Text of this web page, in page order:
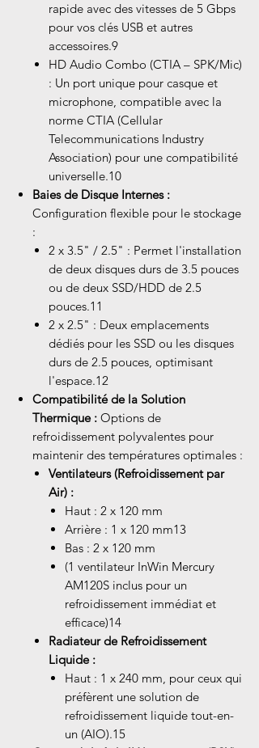
rapide avec des vitesses de 5 Gbps
pour vos clés USB et autres
accessoires.9
HD Audio Combo (CTIA – SPK/Mic)
: Un port unique pour casque et
microphone, compatible avec la
norme CTIA (Cellular
Telecommunications Industry
Association) pour une compatibilité
universelle.10
Baies de Disque Internes :
Configuration flexible pour le stockage
:
2 x 3.5" / 2.5" : Permet l'installation
de deux disques durs de 3.5 pouces
ou de deux SSD/HDD de 2.5
pouces.11
2 x 2.5" : Deux emplacements
dédiés pour les SSD ou les disques
durs de 2.5 pouces, optimisant
l'espace.12
Compatibilité de la Solution
Thermique : Options de
refroidissement polyvalentes pour
maintenir des températures optimales :
Ventilateurs (Refroidissement par
Air) :
Haut : 2 x 120 mm
Arrière : 1 x 120 mm13
Bas : 2 x 120 mm
(1 ventilateur InWin Mercury
AM120S inclus pour un
refroidissement immédiat et
efficace)14
Radiateur de Refroidissement
Liquide :
Haut : 1 x 240 mm, pour ceux qui
préfèrent une solution de
refroidissement liquide tout-en-
un (AIO).15